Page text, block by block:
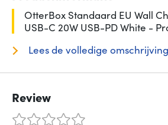
OtterBox Standaard EU Wall
USB-C 20W USB-PD White -
Lees de volledige omschrijving
Review